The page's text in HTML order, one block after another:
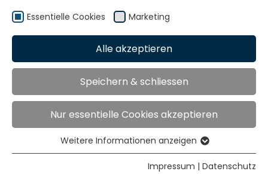
Home Bangladesh
Globale Präsenz
Partner Maschinenverkauf:
T & T Enterprise
Apt - 2A, House 731/A (2ndF)
Road Afrozabegum, Block-G,
Essentielle Cookies Marketing
Alle akzeptieren
Speichern & schliessen
Nur essentielle Cookies akzeptieren
Essentielle Cookies
Essentielle Cookies werden für grundlegende
Weitere Informationen anzeigen
Impressum | Datenschutz